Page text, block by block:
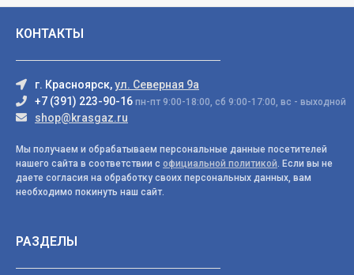
КОНТАКТЫ
г. Красноярск,ул. Северная 9а
+7 (391) 223-90-16 пн-пт 9:00-18:00, сб 9:00-17:00, вс - выходной
shop@krasgaz.ru
Мы получаем и обрабатываем персональные данные посетителей
нашего сайта в соответствии с официальной политикой. Если вы не
даете согласия на обработку своих персональных данных, вам
необходимо покинуть наш сайт.
РАЗДЕЛЫ